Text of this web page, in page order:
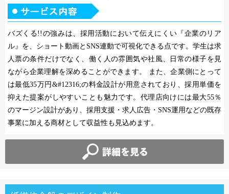
バズくる!!の強みは、採用活動において伝えにくい『企業のリア
ル』を、ショート動画とSNS連動で可視化できる点です。学生は求
人票の条件だけでなく、働く人の雰囲気や社風、日常の様子を見
ながら企業理解を深めることができます。 また、企業側にとって
は最低35万円&#12316;の料金設計が用意されており、採用単価を
抑えた提案がしやすいことも魅力です。代理店向けには最大55％
のマージン設計があり、採用支援・求人広告・SNS運用などの既存
事業に加える商材として収益性も見込めます。